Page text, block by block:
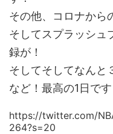
その他、コロナから
そしてスプラッシュ
録が！
そしてそしてなんと
など！最高の1日です
https://twitter.com/
264?s=20